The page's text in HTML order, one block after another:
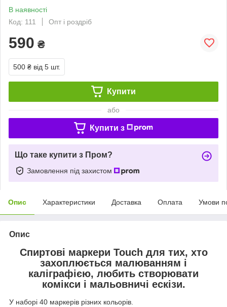
В наявності
Код: 111
Опт і роздріб
590 ₴
500 ₴ від 5 шт.
Купити
або
Купити з
Що таке купити з Пром?
Замовлення під захистом
Опис Характеристики Доставка Оплата Умови
Опис
Спиртові маркери Touch для тих, хто
захоплюється малюванням і
каліграфією, любить створювати
комікси і мальовничі ескізи.
У наборі 40 маркерів різних кольорів.